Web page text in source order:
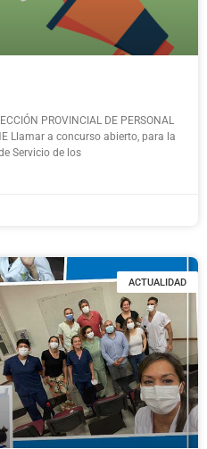
PROVINCIAL DE PERSONAL
Llamar a concurso abierto, para la
Servicio de los
ACTUALIDAD